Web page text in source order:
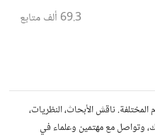
69.3 ألف متابع
ناقش الأبحاث، النظريات،
وتواصل مع مهتمين وعلماء في